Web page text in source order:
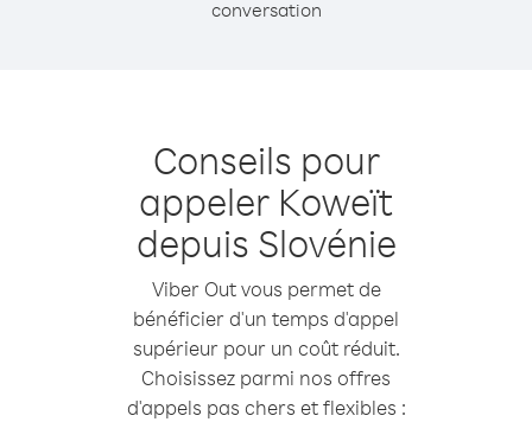
conversation
Conseils pour
appeler Koweït
depuis Slovénie
Viber Out vous permet de
bénéficier d'un temps d'appel
supérieur pour un coût réduit.
Choisissez parmi nos offres
d'appels pas chers et flexibles :